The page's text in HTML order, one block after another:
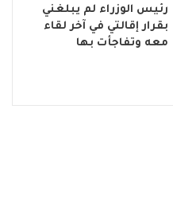
رئيس الوزراء لم يبلغني
بقرار إقالتي في آخر لقاء
معه وتفاجأت بها